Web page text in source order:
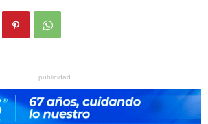
publicidad